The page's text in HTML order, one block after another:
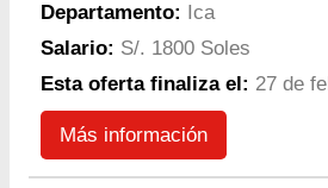
Departamento:
Ica
Salario: S/. 1800 Soles
Esta oferta finaliza el: 27 de
Más información